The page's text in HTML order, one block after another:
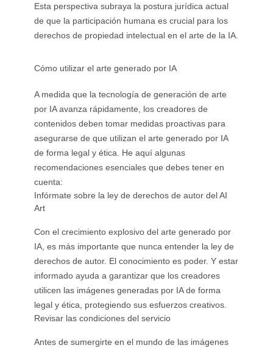
Esta perspectiva subraya la postura jurídica actual
de que la participación humana es crucial para los
derechos de propiedad intelectual en el arte de la IA.
Cómo utilizar el arte generado por IA
A medida que la tecnología de generación de arte
por IA avanza rápidamente, los creadores de
contenidos deben tomar medidas proactivas para
asegurarse de que utilizan el arte generado por IA
de forma legal y ética. He aquí algunas
recomendaciones esenciales que debes tener en
cuenta:
Infórmate sobre la ley de derechos de autor del AI
Art
Con el crecimiento explosivo del arte generado por
IA, es más importante que nunca entender la ley de
derechos de autor. El conocimiento es poder. Y estar
informado ayuda a garantizar que los creadores
utilicen las imágenes generadas por IA de forma
legal y ética, protegiendo sus esfuerzos creativos.
Revisar las condiciones del servicio
Antes de sumergirte en el mundo de las imágenes